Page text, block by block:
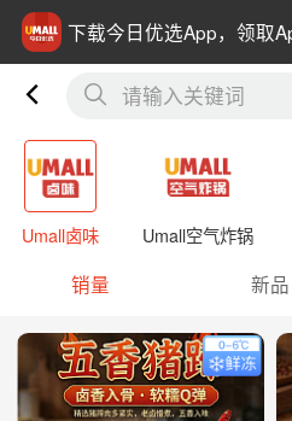
下载今日优选App，领取
请输入关键词
Umall卤味 Umall空气炸锅
销量 新品